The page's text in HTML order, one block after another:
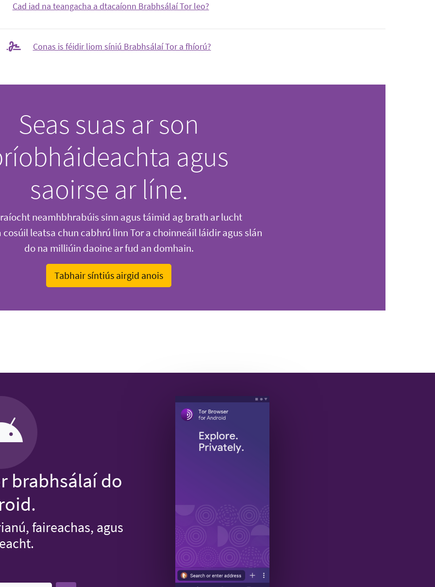
Cad iad na teangacha a dtacaíonn Brabhsálaí Tor leo?
Conas is féidir liom síniú Brabhsálaí Tor a fhíorú?
Seas suas ar son
agus
saoirse ar líne.
neamhbhrabúis sinn agus táimid ag brath ar lucht
leatsa chun cabhrú linn Tor a choinneáil láidir agus slán
do na milliúin daoine ar fud an domhain.
Tabhair síntiús airgid anois
brabhsálaí do
faireachas, agus